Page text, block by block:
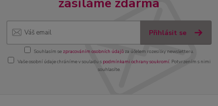
Přihlásit se
Souhlasím se zpracováním osobních údajůza účelem rozesílky newsletteru.
Vaše osobní údaje chráníme v souladu s podmínkami ochrany soukromí. Potvrzením s nimi
souhlasíte.